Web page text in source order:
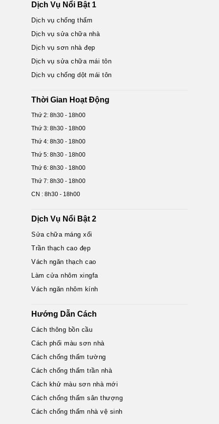
Dịch Vụ Nổi Bật 1
Dịch vụ chống thấm
Dịch vụ sửa chữa nhà
Dịch vụ sơn nhà đẹp
Dịch vụ sửa chữa mái tôn
Dịch vụ chống dột mái tôn
Thời Gian Hoạt Động
Thứ 2: 8h30 - 18h00
Thứ 3: 8h30 - 18h00
Thứ 4: 8h30 - 18h00
Thứ 5: 8h30 - 18h00
Thứ 6: 8h30 - 18h00
Thứ 7: 8h30 - 18h00
CN : 8h30 - 18h00
Dịch Vụ Nổi Bật 2
Sửa chữa máng xối
Trần thạch cao đẹp
Vách ngăn thạch cao
Làm cửa nhôm xingfa
Vách ngăn nhôm kính
Hướng Dẫn Cách
Cách thông bồn cầu
Cách phối màu sơn nhà
Cách chống thấm tường
Cách chống thấm trần nhà
Cách khử màu sơn nhà mới
Cách chống thấm sân thượng
Cách chống thấm nhà vệ sinh